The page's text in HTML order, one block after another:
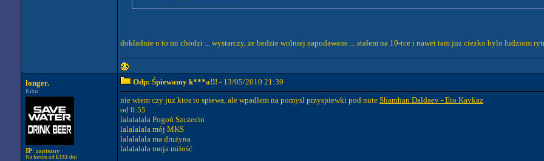
dokładnie o to mi chodzi ... wystarczy, ze bedzie wolniej zapodawane ... stałem na 10-tce i nawet tam juz ciezko bylo ludziom
longer.
Kibic
IP: zapisany
Na forum od 6332 dni
Odp: Śpiewamy k***a!!! - 13/05/2010 21:39
nie wiem czy juz ktos to spiewa, ale wpadlem na pomysl przyspiewki pod nute Shamhan Daldaev - Eto Kavkaz
od 0:55
lalalalala Pogoń Szczecin
lalalalala mój MKS
lalalalala ma drużyna
lalalalala moja miłość